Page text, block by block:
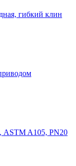
гибкий клин
ASTM A105, PN20